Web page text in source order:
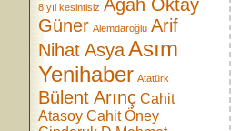
8 yıl kesintisiz Agah Oktay
Güner Alemdaroğlu Arif
Nihat AsyaAsım
Yenihaber Atatürk
Bülent Arınç Cahit
Atasoy Cahit Öney